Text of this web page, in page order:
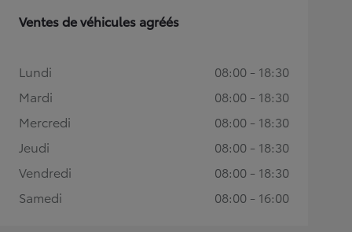
Ventes de véhicules agréés
Lundi
08:00 - 18:30
Mardi
08:00 - 18:30
Mercredi
08:00 - 18:30
Jeudi
08:00 - 18:30
Vendredi
08:00 - 18:30
Samedi
08:00 - 16:00